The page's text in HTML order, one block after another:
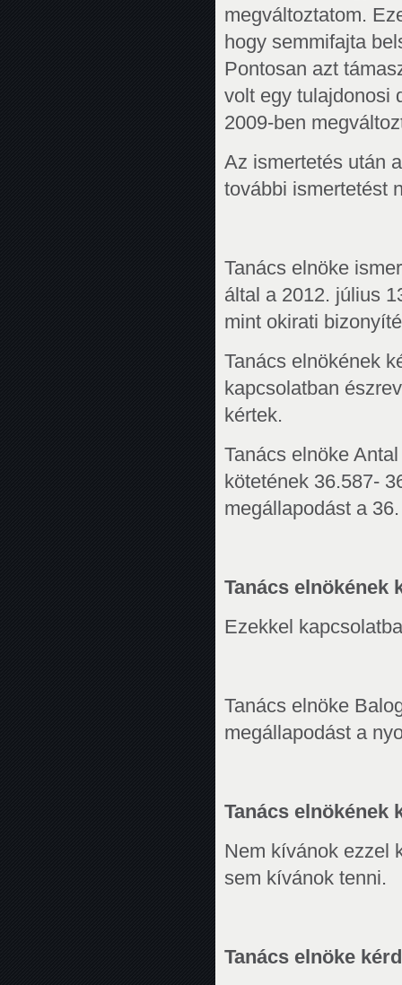
megváltoztatom.
hogy semmifajta
Pontosan azt
volt egy tulajdonosi
2009-ben
Az ismertetés után
további ismertetést
Tanács elnöke
által a 2012. július
mint okirati
Tanács elnökének
kapcsolatban
kértek.
Tanács elnöke
kötetének 36.587-
megállapodást a
Tanács elnökének
Ezekkel
Tanács elnöke
megállapodást a
Tanács elnökének
Nem kívánok ezzel
sem kívánok tenni.
Tanács elnöke